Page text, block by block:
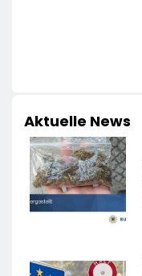
Aktuelle News